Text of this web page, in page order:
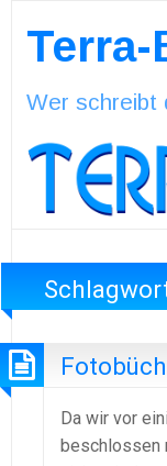
Terra-
Wer schreibt
Da wir vor
beschlossen